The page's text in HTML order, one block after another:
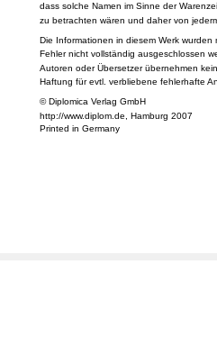
dass solche Namen im Sinne der
zu betrachten wären und daher von
Die Informationen in diesem Werk
Fehler nicht vollständig ausgeschlossen
Autoren oder Übersetzer übernehmen
Haftung für evtl. verbliebene fehlerhafte
© Diplomica Verlag GmbH
http://www.diplom.de, Hamburg 2007
Printed in Germany